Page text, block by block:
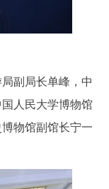
副局长单峰，中
人民大学博物馆
物馆副馆长宁一